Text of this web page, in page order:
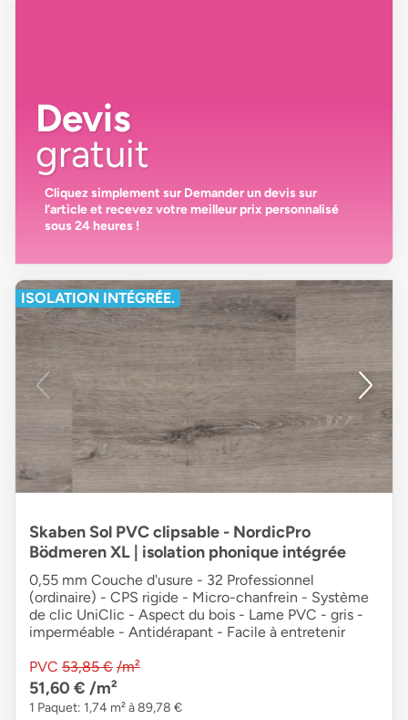
Devis
gratuit
Cliquez simplement sur Demander un devissur
l’article et recevez votremeilleur prix personnalisé
sous 24 heures !
ISOLATION INTÉGRÉE.
Skaben Sol PVC clipsable - NordicPro
Bödmeren XL | isolation phonique intégrée
0,55 mm Couche d'usure - 32 Professionnel
(ordinaire) - CPS rigide - Micro-chanfrein - Système
de clic UniClic - Aspect du bois - Lame PVC - gris -
imperméable - Antidérapant - Facile à entretenir
PVC 53,85 € /m²
51,60 € /m²
1 Paquet: 1,74 m² à 89,78 €